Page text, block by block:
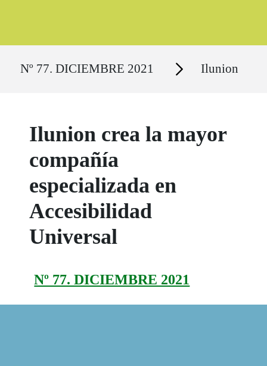
Nº 77. DICIEMBRE 2021 Secciones Ilunion
Ilunion crea la mayor
compañía
especializada en
Accesibilidad
Universal
Nº 77. DICIEMBRE 2021